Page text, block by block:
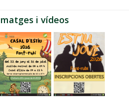
i vídeos